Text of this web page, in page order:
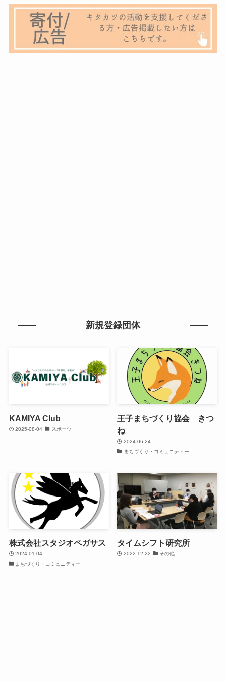
新規登録団体
KAMIYA Club
2025-08-04 スポーツ
王子まちづくり協会 きつ
ね
2024-06-24
まちづくり・コミュニティー
株式会社スタジオペガサス
2024-01-04
まちづくり・コミュニティー
タイムシフト研究所
2022-12-22 その他